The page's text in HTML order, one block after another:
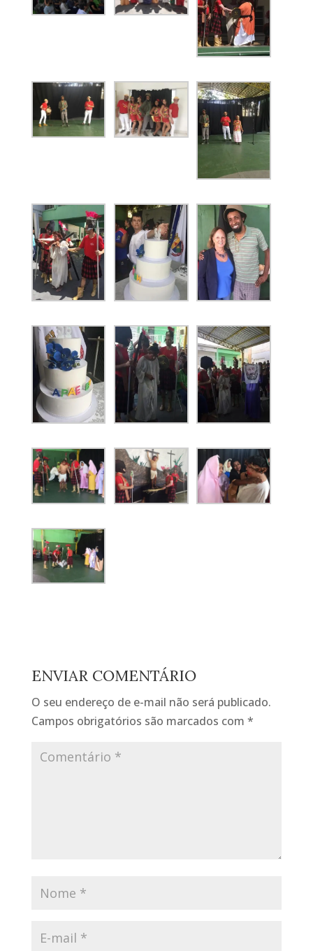
ENVIAR COMENTÁRIO
O seu endereço de e-mail não será publicado.
Campos obrigatórios são marcados com *